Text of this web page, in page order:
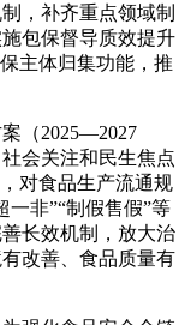
，补齐重点领域制
包保督导质效提升
主体归集功能，推
（2025—2027
会关注和民生焦点
对食品生产流通规
非”“制假售假”等
长效机制，放大治
改善、食品质量有